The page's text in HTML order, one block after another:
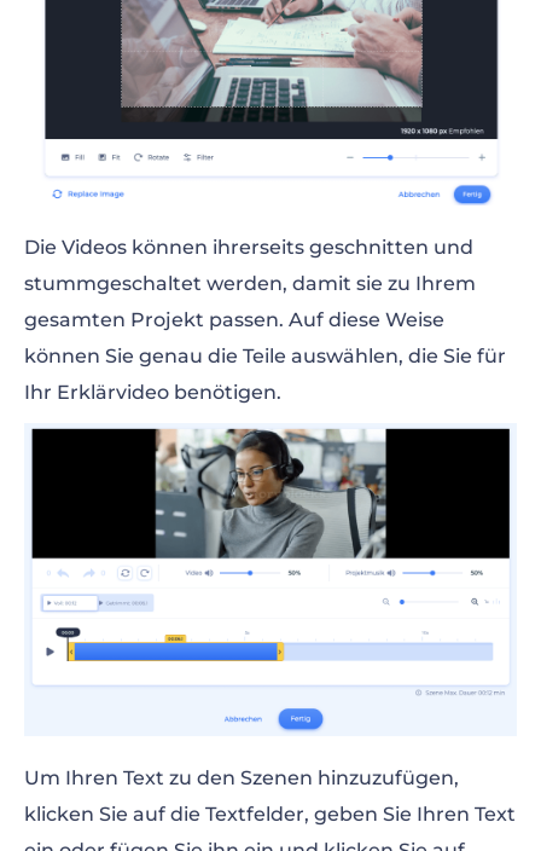
Die Videos können ihrerseits geschnitten und
stummgeschaltet werden, damit sie zu Ihrem
gesamten Projekt passen. Auf diese Weise
können Sie genau die Teile auswählen, die Sie für
Ihr Erklärvideo benötigen.
Um Ihren Text zu den Szenen hinzuzufügen,
klicken Sie auf die Textfelder, geben Sie Ihren Text